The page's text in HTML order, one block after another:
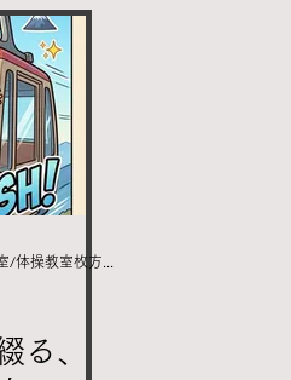
体操教室/枚方市,交野市,寝屋川市,八幡市
？
る、